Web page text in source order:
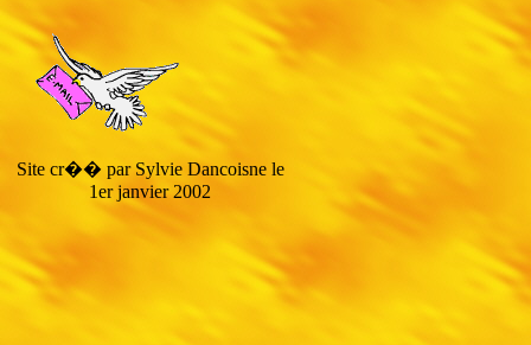
Site cr�� par Sylvie Dancoisne le
1er janvier 2002